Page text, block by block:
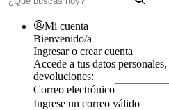
Mi cuenta
Bienvenido/a
Ingresar o crear cuenta
Accede a tus datos
devoluciones:
Correo electrónico
Ingrese un correo válido